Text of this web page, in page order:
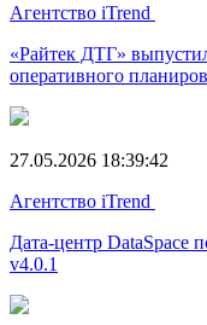
Агентство iTrend
«Райтек ДТГ»
оперативного
27.05.2026 18:39:42
Агентство iTrend
Дата-центр DataSpace
v4.0.1